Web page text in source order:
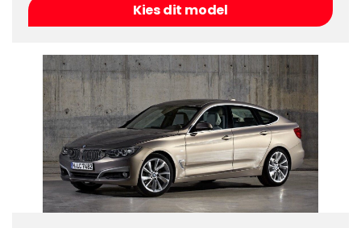
Kies dit model